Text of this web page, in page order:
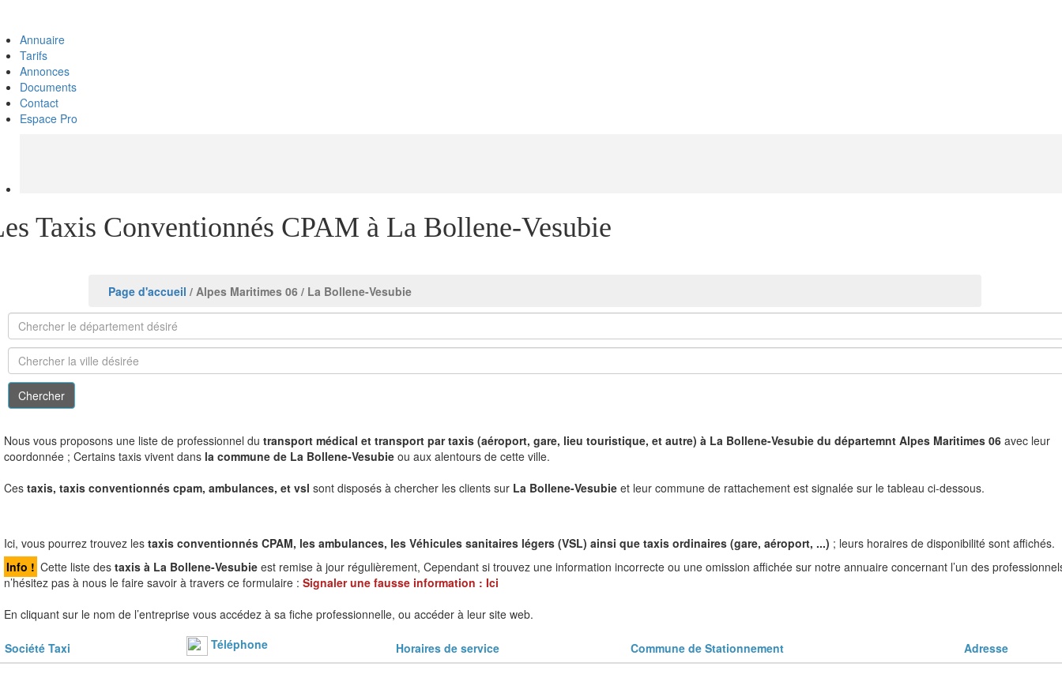
Annuaire
Tarifs
Annonces
Documents
Contact
Espace Pro
Taxis Conventionnés CPAM à La Bollene-Vesubie
Page d'accueil / Alpes Maritimes 06 / La Bollene-Vesubie
Nous vous proposons une liste de professionnel du transport médical et transport par taxis (aéroport, gare, lieu touristique, et autre) à La Bollene-Vesubie du départemnt Alpes Maritimes 06 avec leur
coordonnée ; Certains taxis vivent dans la commune de La Bollene-Vesubie ou aux alentours de cette ville.
Ces taxis, taxis conventionnés cpam, ambulances, et vsl sont disposés à chercher les clients sur La Bollene-Vesubie et leur commune de rattachement est signalée sur le tableau ci-dessous.
Ici, vous pourrez trouvez les taxis conventionnés CPAM, les ambulances, les Véhicules sanitaires légers (VSL) ainsi que taxis ordinaires (gare, aéroport, ...) ; leurs horaires de disponibilité sont affichés.
Info ! Cette liste des taxis à La Bollene-Vesubie est remise à jour régulièrement, Cependant si trouvez une information incorrecte ou une omission affichée sur notre annuaire concernant l’un des
n’hésitez pas à nous le faire savoir à travers ce formulaire : Signaler une fausse information : Ici
En cliquant sur le nom de l’entreprise vous accédez à sa fiche professionnelle, ou accéder à leur site web.
Taxi Téléphone Horaires de service Commune de Stationnement Adresse